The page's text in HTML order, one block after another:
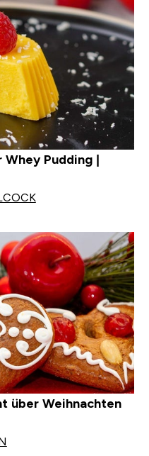
Whey Pudding |
über Weihnachten